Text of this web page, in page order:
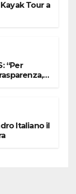
Tour a
“Per
Italiano il